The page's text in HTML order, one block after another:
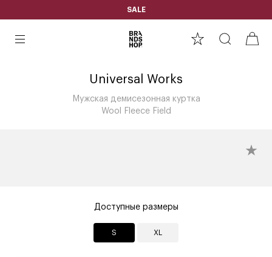
SALE
Universal Works
Мужская демисезонная куртка
Wool Fleece Field
Доступные размеры
S XL